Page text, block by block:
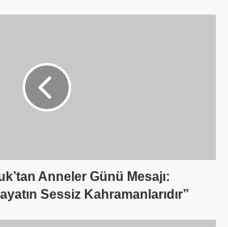
Anneler Günü Mesajı:
Sessiz Kahramanlarıdır”